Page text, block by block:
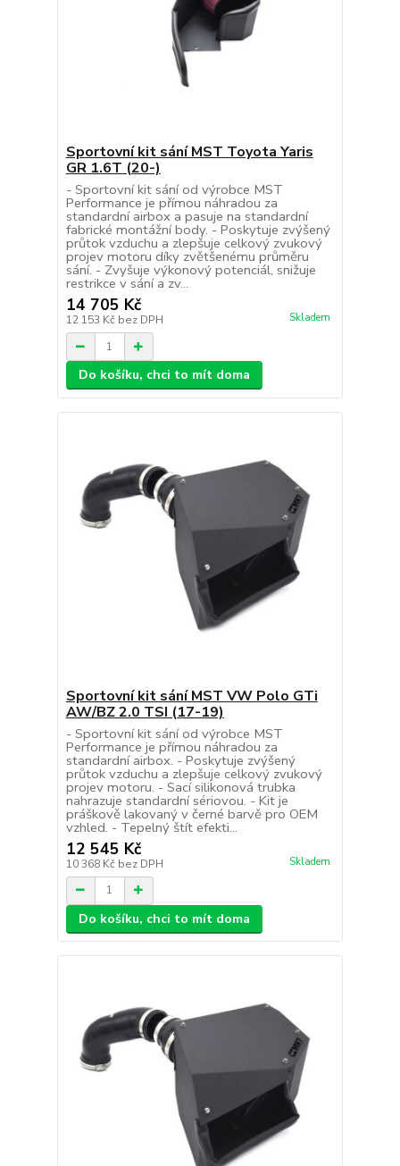
Sportovní kit sání MST Toyota Yaris
GR 1.6T (20-)
- Sportovní kit sání od výrobce MST
Performance je přímou náhradou za
standardní airbox a pasuje na standardní
fabrické montážní body. - Poskytuje zvýšený
průtok vzduchu a zlepšuje celkový zvukový
projev motoru díky zvětšenému průměru
sání. - Zvyšuje výkonový potenciál, snižuje
restrikce v sání a zv...
14 705 Kč
12 153 Kč bez DPH Skladem
Do košíku, chci to mít doma
Sportovní kit sání MST VW Polo GTi
AW/BZ 2.0 TSI (17-19)
- Sportovní kit sání od výrobce MST
Performance je přímou náhradou za
standardní airbox. - Poskytuje zvýšený
průtok vzduchu a zlepšuje celkový zvukový
projev motoru. - Sací silikonová trubka
nahrazuje standardní sériovou. - Kit je
práškově lakovaný v černé barvě pro OEM
vzhled. - Tepelný štít efekti...
12 545 Kč
10 368 Kč bez DPH Skladem
Do košíku, chci to mít doma